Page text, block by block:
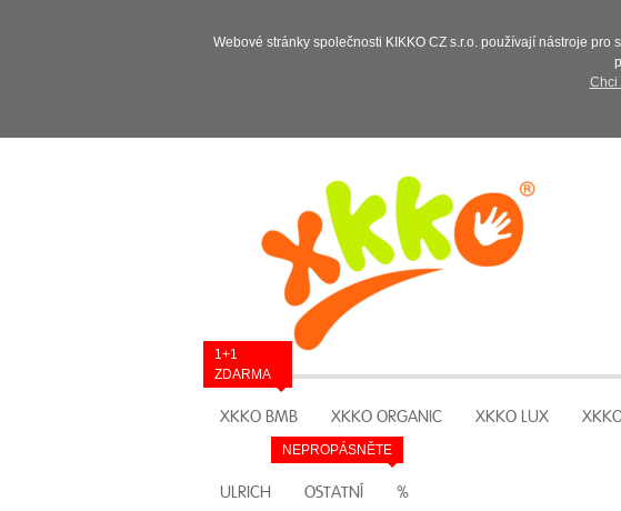
Webové stránky společnosti KIKKO CZ s.r.o. používají nástroje
Chci
XKKO BMB
1+1
ZDARMA
XKKO ORGANIC XKKO LUX
ULRICH OSTATNÍ %
NEPROPÁSNĚTE